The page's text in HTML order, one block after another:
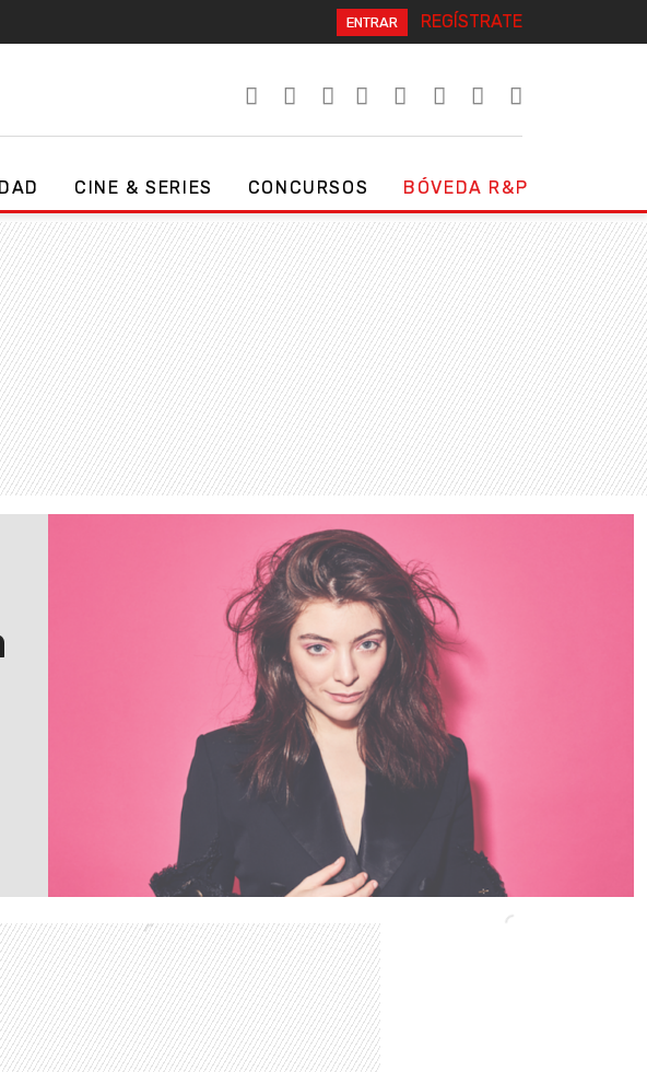
ENTRAR REGÍSTRATE
CINE & SERIES CONCURSOS BÓVEDA R&P